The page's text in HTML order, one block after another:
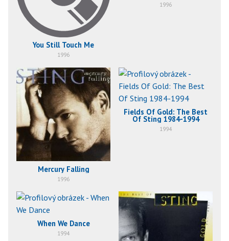
You Still Touch Me
1996
1996
Mercury Falling
1996
Fields Of Gold: The Best
Of Sting 1984-1994
1994
When We Dance
1994